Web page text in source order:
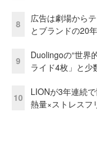
8
広告は劇場から
とブランドの20
9
Duolingoの“世界
ライド4枚」と少
10
LIONが3年連続
熱量×ストレスフ